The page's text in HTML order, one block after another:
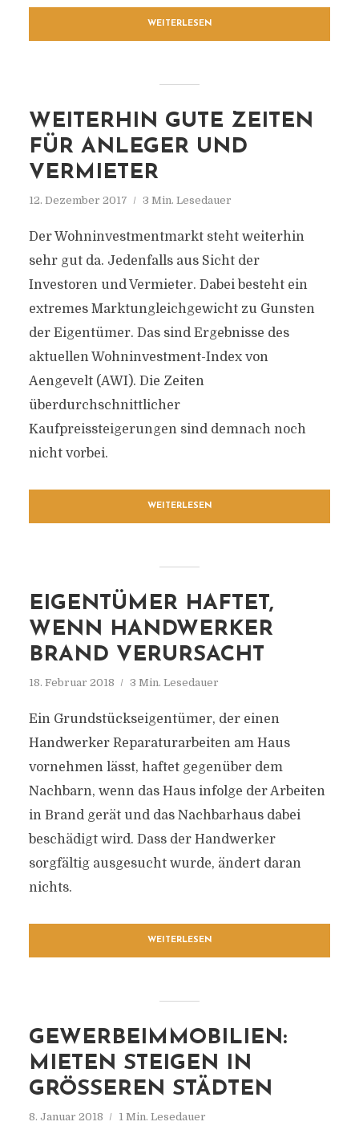
WEITERLESEN
WEITERHIN GUTE ZEITEN
FÜR ANLEGER UND
VERMIETER
12. Dezember 2017 3 Min. Lesedauer
Der Wohninvestmentmarkt steht weiterhin
sehr gut da. Jedenfalls aus Sicht der
Investoren und Vermieter. Dabei besteht ein
extremes Marktungleich­gewicht zu Gunsten
der Eigentümer. Das sind Ergebnisse des
aktuellen Wohninvestment-Index von
Aengevelt (AWI). Die Zeiten
überdurchschnittlicher
Kaufpreissteigerungen sind demnach noch
nicht vorbei.
WEITERLESEN
EIGENTÜMER HAFTET,
WENN HANDWERKER
BRAND VERURSACHT
18. Februar 2018 3 Min. Lesedauer
Ein Grundstückseigentümer, der einen
Handwerker Reparaturarbeiten am Haus
vornehmen lässt, haftet gegenüber dem
Nachbarn, wenn das Haus infolge der Arbeiten
in Brand gerät und das Nachbarhaus dabei
beschädigt wird. Dass der Handwerker
sorgfältig ausgesucht wurde, ändert daran
nichts.
WEITERLESEN
GEWERBEIMMOBILIEN:
MIETEN STEIGEN IN
GRÖSSEREN STÄDTEN
8. Januar 2018 1 Min. Lesedauer